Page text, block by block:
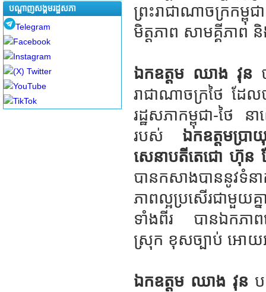
បណ្តាញសង្គមរដ្ឋសភា
Telegram
Facebook
Instagram
(X) Twitter
YouTube
TikTok
ព្រះរាជាណាចក្រក
មិត្តភាព សាមគ្គីភាព
ឯកឧត្តម ឈាង វុន
រាជាណាចក្រថៃ ដែល
រដ្ឋសភាកម្ពុជា-ថៃ
របស់ ឯកឧត្តម​ប្រ
សេនាបតីតេជោ ហ៊ុន ស
បានកសាងបាននូវទំន
ភាពល្អប្រសើរជាមួយ
ទាំងពីរ បានឯកភាព
ស្រុក ខុសច្បាប់ អោយអ
ឯកឧត្តម ឈាង វុន